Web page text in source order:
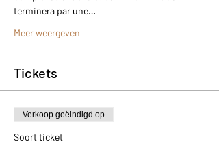
terminera par une…
Meer weergeven
Tickets
Verkoop geëindigd op
Soort ticket